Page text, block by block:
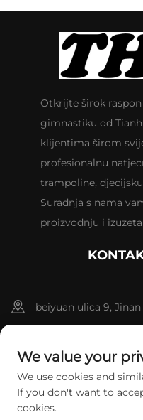
Otkrijte širok
gimnastiku od
klijentima širom
profesionalnu
trampoline,
Suradnja s nama
proizvodnju i
beiyuan ulica 9,
[email protected]
We value your
We use cookies and
If you don't want to
cookies.